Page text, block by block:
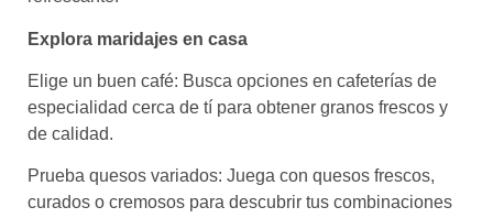
Explora maridajes en casa
Elige un buen café: Busca opciones en cafeterías de
especialidad cerca de tí para obtener granos frescos y
de calidad.
Prueba quesos variados: Juega con quesos frescos,
curados o cremosos para descubrir tus combinaciones